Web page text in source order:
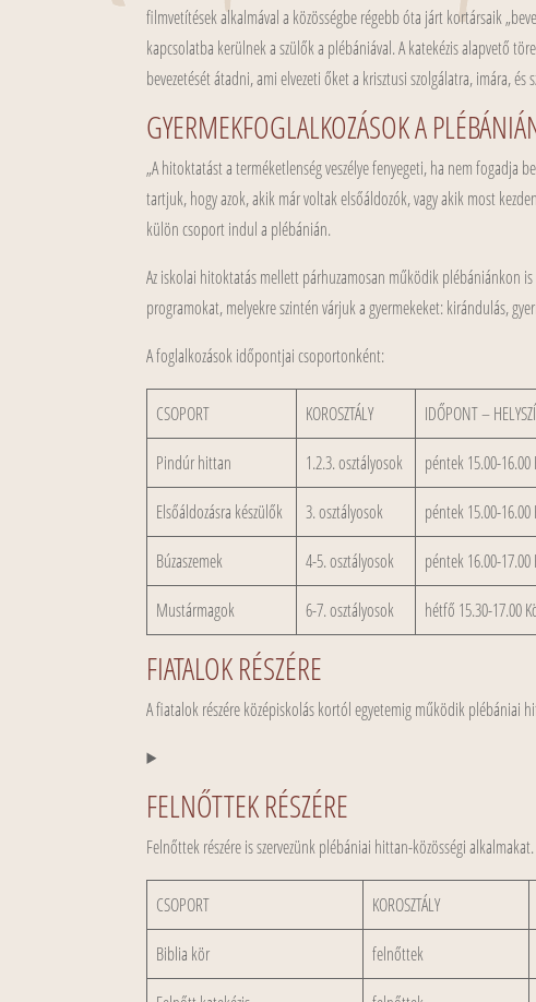
filmvetítések alkalmával a közösségbe régebb óta járt kortársaik
kapcsolatba kerülnek a szülők a plébániával. A katekézis alapvető
bevezetését átadni, ami elvezeti őket a krisztusi szolgálatra, imára, és
GYERMEKFOGLALKOZÁSOK A
„A hitoktatást a terméketlenség veszélye fenyegeti, ha nem fogadja
tartjuk, hogy azok, akik már voltak elsőáldozók, vagy akik most
külön csoport indul a plébánián.
Az iskolai hitoktatás mellett párhuzamosan működik plébániánkon
programokat, melyekre szintén várjuk a gyermekeket: kirándulás,
A foglalkozások időpontjai csoportonként:
CSOPORT KOROSZTÁLY IDŐPONT –
Pindúr hittan 1.2.3. osztályosok péntek 15.00-16.00
Elsőáldozásra készülők 3. osztályosok péntek 15.00-
Búzaszemek 4-5. osztályosok péntek 16.00-17.00
Mustármagok 6-7. osztályosok hétfő 15.30-17.00
FIATALOK RÉSZÉRE
A fiatalok részére középiskolás kortól egyetemig működik plébániai
FELNŐTTEK RÉSZÉRE
Felnőttek részére is szervezünk plébániai hittan-közösségi alkalmakat.
CSOPORT KOROSZTÁLY
Biblia kör felnőttek